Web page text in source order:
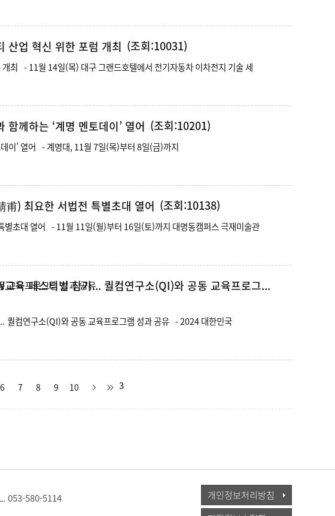
산업 혁신 위한 포럼 개최 (조회:10031)
계명대, 대구·경북 모빌리티 산업 혁신 위한 포럼 개최 - 11월 14일(목) 대구 그랜드호텔에서 전기자동차 이차전지 기술 세
께하는 ‘계명 멘토데이’ 열어 (조회:10201)
계명대, 취업 성공 선배들과 함께하는 ‘계명 멘토데이’ 열어 - 계명대, 11월 7일(목)부터 8일(금)까지
甫) 최요한 서법전 특별초대 열어 (조회:10138)
명동캠퍼스 극재미술관
육 페스티벌 참가... 퀄컴연구소(QI)와 공동 교육프로그...
계명대, 2024 대한민국 SW교육 페스티벌 참가... 퀄컴연구소(QI)와 공동 교육프로그램 성과 공유 - 2024 대한민국
3
6 7 8 9 10
053-580-5114
개인정보처리방침